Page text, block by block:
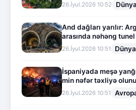
26.İyul.2026 10:52 Dünya
And dağları yarılır:
arasında nəhəng
26.İyul.2026 10:51 Dünya
İspaniyada meşə
min nəfər təxliyə
26.İyul.2026 10:51